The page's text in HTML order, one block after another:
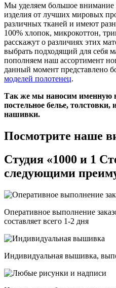
Мы уделяем большое внимание
изделия от лучших мировых
различных тканей и имеют
100% хлопок, микрокоттон,
расскажут о различиях этих
выбрать подходящий для себя
пополняем наш ассортимент
данный момент представлено
моделей полотенец.
Так же мы наносим именную
постельное белье,
нашивки.
Посмотрите наше
Студия «1000 и 1
следующими
Оперативное выполнение
составляет всего 1-2 дня
Индивидуальная вышивка,